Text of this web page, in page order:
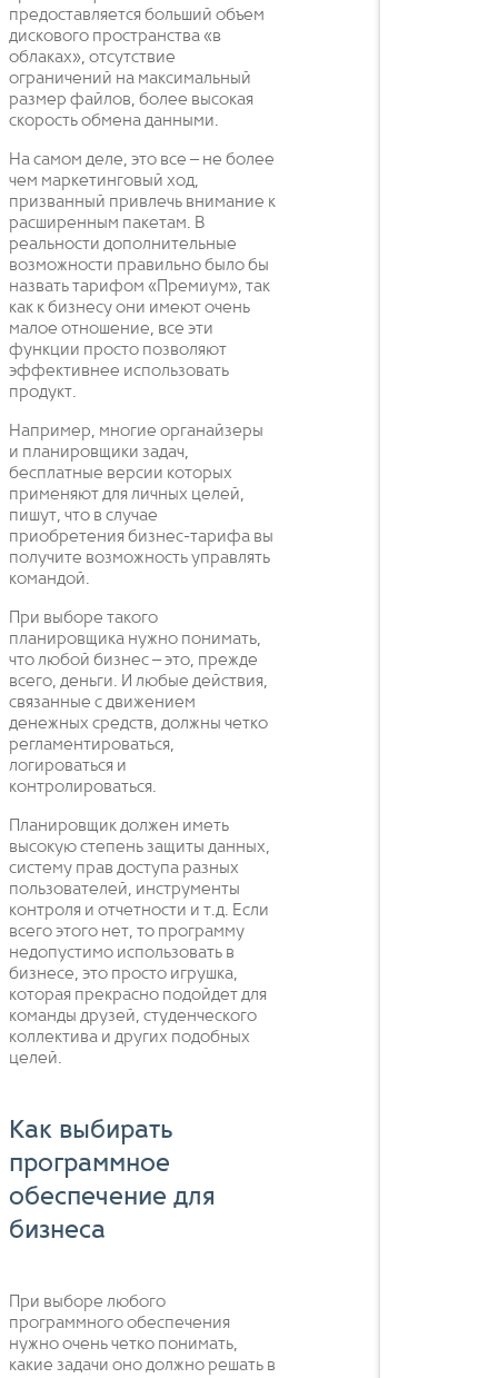
предоставляется больший объем
дискового пространства «в
облаках», отсутствие
ограничений на максимальный
размер файлов, более высокая
скорость обмена данными.
На самом деле, это все – не более
чем маркетинговый ход,
призванный привлечь внимание к
расширенным пакетам. В
реальности дополнительные
возможности правильно было бы
назвать тарифом «Премиум», так
как к бизнесу они имеют очень
малое отношение, все эти
функции просто позволяют
эффективнее использовать
продукт.
Например, многие органайзеры
и планировщики задач,
бесплатные версии которых
применяют для личных целей,
пишут, что в случае
приобретения бизнес-тарифа вы
получите возможность управлять
командой.
При выборе такого
планировщика нужно понимать,
что любой бизнес – это, прежде
всего, деньги. И любые действия,
связанные с движением
денежных средств, должны четко
регламентироваться,
логироваться и
контролироваться.
Планировщик должен иметь
высокую степень защиты данных,
систему прав доступа разных
пользователей, инструменты
контроля и отчетности и т.д. Если
всего этого нет, то программу
недопустимо использовать в
бизнесе, это просто игрушка,
которая прекрасно подойдет для
команды друзей, студенческого
коллектива и других подобных
целей.
Как выбирать
программное
обеспечение для
бизнеса
При выборе любого
программного обеспечения
нужно очень четко понимать,
какие задачи оно должно решать в